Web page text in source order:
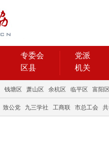
专委会
区县
党派
机关
钱塘区 萧山区 余杭区 临平区 富阳
致公党 九三学社 工商联 市总工会